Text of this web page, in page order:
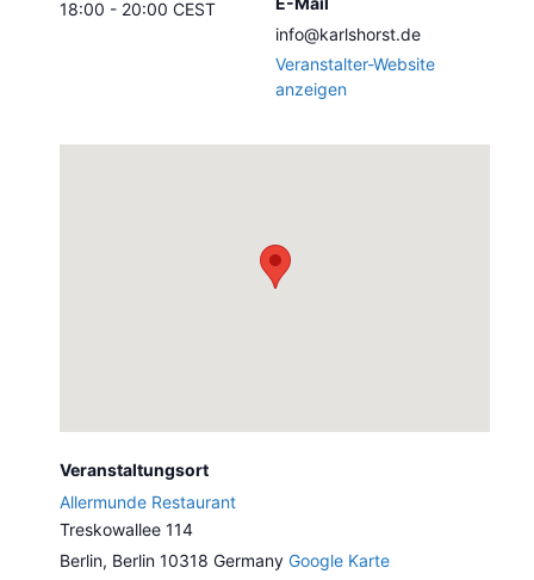
18:00 - 20:00 CEST
info@karlshorst.de
Veranstalter-Website
anzeigen
Veranstaltungsort
Allermunde Restaurant
Treskowallee 114
Berlin, Berlin 10318 Germany Google Karte